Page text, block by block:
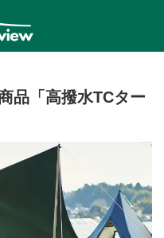
品「高撥水TCター